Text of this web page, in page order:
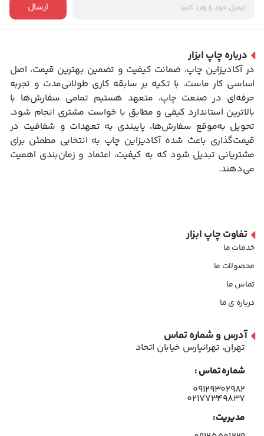
ارسال
درباره چاپ ابزار
در آکادیزاین چاپ، ضمانت کیفیت و تضمین بهترین قیمت، اصل
اساسی کار ماست. با تکیه بر سابقه کاری طولانی‌مدت و تجربه
حرفه‌ای در صنعت چاپ، متعهد هستیم تمامی سفارش‌ها با
بالاترین استاندارد کیفی و مطابق با خواست مشتری انجام شود.
تحویل به‌موقع سفارش‌ها، پایبندی به تعهدات و شفافیت در
قیمت‌گذاری باعث شده آکادیزاین چاپ به انتخابی مطمئن برای
مشتریانی تبدیل شود که به کیفیت، اعتماد و زمان‌بندی اهمیت
می‌دهند.
تفاوت چاپ ابزار
خدمات ما
محصولات ما
تماس ما
درباره ی ما
آدرس و شماره تماس
تهران، تهرانپارس خیابان اتحاد
شماره تماس :
۰۹۱۲۹۳۰۲۹۸۲
۰۲۱۷۷۳۴۹۸۳۷
مدیریت: